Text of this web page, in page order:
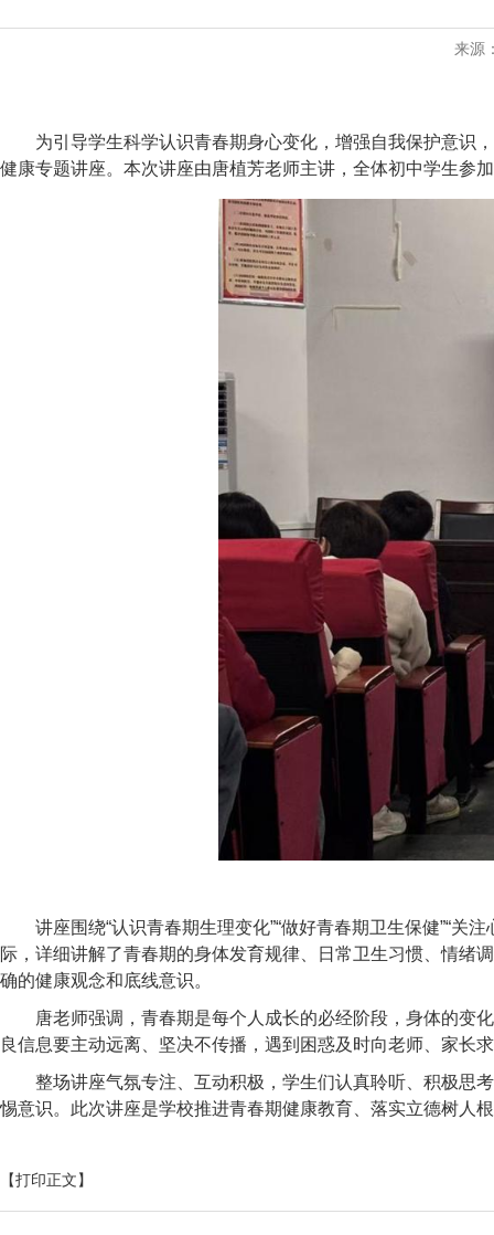
来源
为引导学生科学认识青春期身心变化，增强自我保护意识
健康专题讲座。本次讲座由唐植芳老师主讲，全体初中学生参
讲座围绕“认识青春期生理变化”“做好青春期卫生保健”“关
际，详细讲解了青春期的身体发育规律、日常卫生习惯、情绪
确的健康观念和底线意识。
唐老师强调，青春期是每个人成长的必经阶段，身体的变
良信息要主动远离、坚决不传播，遇到困惑及时向老师、家长
整场讲座气氛专注、互动积极，学生们认真聆听、积极思
惕意识。此次讲座是学校推进青春期健康教育、落实立德树人
【打印正文】